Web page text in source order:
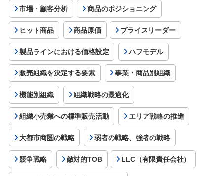
市場・顧客分析 商品のポジショニング
ヒット商品 商品原価 プライスリーダー
製品ラインにおける価格設定 ハフモデル
販売組織を決定する要素 事業・商品別組織
機能別組織 組織戦略の最適化
組織小売業への標準販売活動 エリア戦略の推進
大都市商圏の戦略 弱者の戦略、強者の戦略
競争戦略 敵対的TOB LLC（有限責任会社）